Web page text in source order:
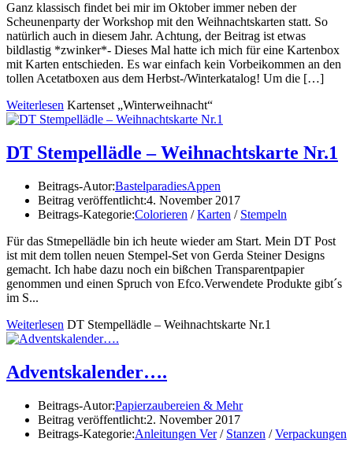
Ganz klassisch findet bei mir im Oktober immer neben der
Scheunenparty der Workshop mit den Weihnachtskarten statt. So
natürlich auch in diesem Jahr. Achtung, der Beitrag ist etwas
bildlastig *zwinker*- Dieses Mal hatte ich mich für eine Kartenbox
mit Karten entschieden. Es war einfach kein Vorbeikommen an den
tollen Acetatboxen aus dem Herbst-/Winterkatalog! Um die […]
Weiterlesen Kartenset „Winterweihnacht“
DT Stempellädle – Weihnachtskarte Nr.1
Beitrags-Autor:BastelparadiesAppen
Beitrag veröffentlicht:4. November 2017
Beitrags-Kategorie:Colorieren / Karten / Stempeln
Für das Stmepellädle bin ich heute wieder am Start. Mein DT Post
ist mit dem tollen neuen Stempel-Set von Gerda Steiner Designs
gemacht. Ich habe dazu noch ein bißchen Transparentpapier
genommen und einen Spruch von Efco.Verwendete Produkte gibt´s
im S...
Weiterlesen DT Stempellädle – Weihnachtskarte Nr.1
Adventskalender….
Beitrags-Autor:Papierzaubereien & Mehr
Beitrag veröffentlicht:2. November 2017
Beitrags-Kategorie:Anleitungen Ver / Stanzen / Verpackungen